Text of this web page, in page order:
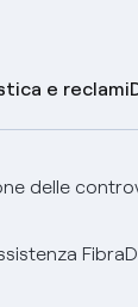
e reclami
delle
Fibra